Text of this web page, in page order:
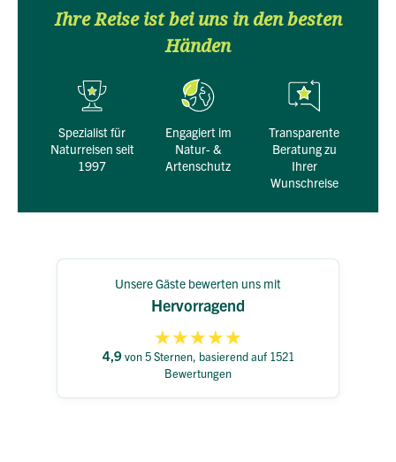
Ihre Reise ist bei uns in den besten
Händen
Spezialist für
Naturreisen seit
1997
engagiert im
Natur- &
Artenschutz
transparente
Beratung zu
Ihrer
Wunschreise
Unsere Gäste bewerten uns mit
Hervorragend
★★★★★
4,9von 5 Sternen, basierend auf 1521
Bewertungen